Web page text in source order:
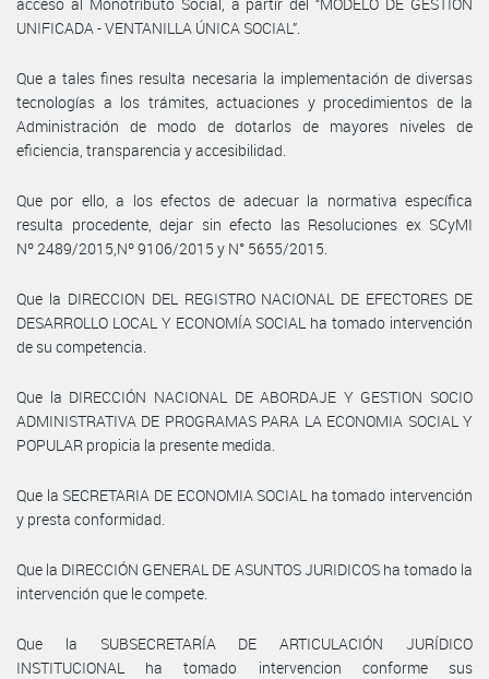
UNIFICADA - VENTANILLA ÚNICA SOCIAL”.
Que a tales fines resulta necesaria la implementación de diversas
tecnologías a los trámites, actuaciones y procedimientos de la
Administración de modo de dotarlos de mayores niveles de
eficiencia, transparencia y accesibilidad.
Que por ello, a los efectos de adecuar la normativa específica
resulta procedente, dejar sin efecto las Resoluciones ex SCyMI
Nº 2489/2015,Nº 9106/2015 y N° 5655/2015.
Que la DIRECCION DEL REGISTRO NACIONAL DE EFECTORES DE
DESARROLLO LOCAL Y ECONOMÍA SOCIAL ha tomado intervención
de su competencia.
Que la DIRECCIÓN NACIONAL DE ABORDAJE Y GESTION SOCIO
ADMINISTRATIVA DE PROGRAMAS PARA LA ECONOMIA SOCIAL Y
POPULAR propicia la presente medida.
Que la SECRETARIA DE ECONOMIA SOCIAL ha tomado intervención
y presta conformidad.
Que la DIRECCIÓN GENERAL DE ASUNTOS JURIDICOS ha tomado la
intervención que le compete.
Que la SUBSECRETARÍA DE ARTICULACIÓN JURÍDICO
INSTITUCIONAL ha tomado intervencion conforme sus